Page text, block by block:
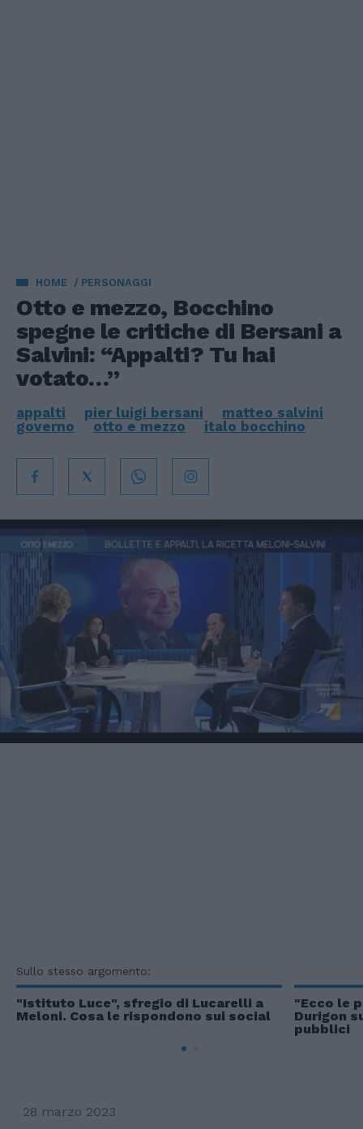
HOME PERSONAGGI
Otto e mezzo, Bocchino
spegne le critiche di Bersani a
Salvini: “Appalti? Tu hai
votato…”
appalti pier luigi bersani
matteo salvini
governo
otto e mezzo italo bocchino
Sullo stesso argomento:
"Istituto Luce", sfregio di Lucarelli a
Meloni. Cosa le rispondono sui social
"Ecco le
Durigon
pubblici
28 marzo 2023